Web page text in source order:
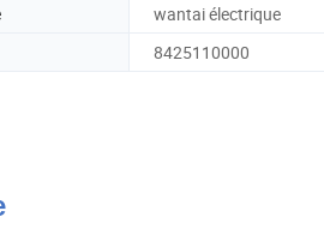
wantai électrique
8425110000